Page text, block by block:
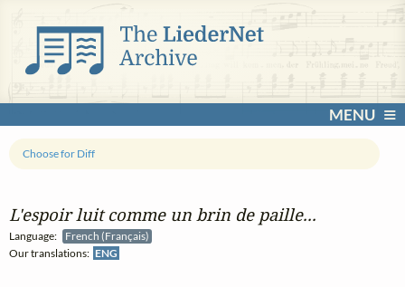
MENU
L'espoir luit comme un brin de paille...
Language:
French (Français)
Our translations: ENG
Choose for Diff